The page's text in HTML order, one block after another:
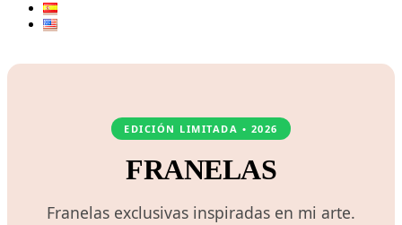
EDICIÓN LIMITADA • 2026
FRANELAS
Franelas exclusivas inspiradas en mi arte.